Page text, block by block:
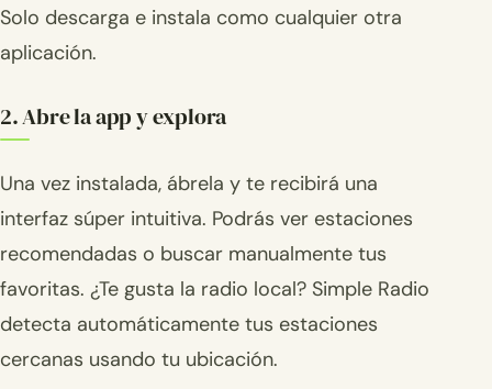
Solo descarga e instala como cualquier otra
aplicación.
2. Abre la app y explora
Una vez instalada, ábrela y te recibirá una
interfaz súper intuitiva. Podrás ver estaciones
recomendadas o buscar manualmente tus
favoritas. ¿Te gusta la radio local? Simple Radio
detecta automáticamente tus estaciones
cercanas usando tu ubicación.